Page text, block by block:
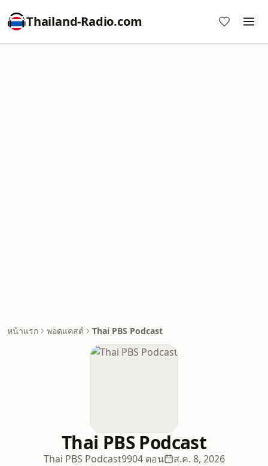
Thailand-Radio.com
หน้าแรก พอดแคสต์ Thai PBS Podcast
Thai PBS Podcast
Thai PBS Podcast9904 ตอน ส.ค. 8, 2026